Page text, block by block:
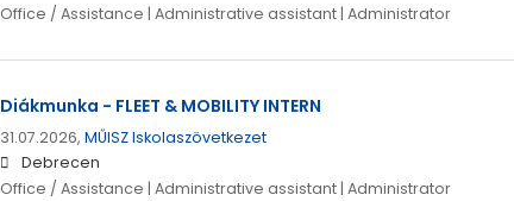
Office / Assistance | Administrative assistant | Administrator
Diákmunka - FLEET & MOBILITY INTERN
31.07.2026, MŰISZ Iskolaszövetkezet
Debrecen
Office / Assistance | Administrative assistant | Administrator